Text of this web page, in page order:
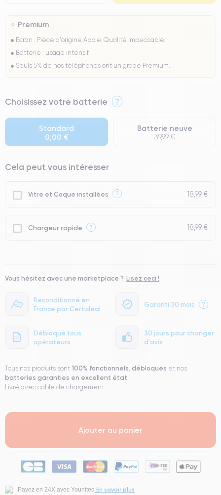
Reconditionné en
France par Certideal
Garanti 30 mois ?
Débloqué tous
opérateurs
30 jours pour changer
d'avis
⭐ Premium
● Écran : Pièce d'origine Apple. Qualité Impeccable.
● Batterie : usage intensif.
● Seuls 5% de nos téléphones ont un grade Premium.
Choisissez votre batterie ?
Standard
0,00 €
Batterie neuve
39,99 €
Cela peut vous intéresser
Vitre et Coque installées ? 18,99 €
Chargeur rapide ? 18,99 €
Vous hésitez avec une marketplace ? Lisez ceci !
Tous nos produits sont 100% fonctionnels, débloqués et nos
batteries garanties en excellent état.
Livré avec cable de chargement.
Ajouter au panier
Payez en 24X avec Younited En savoir plus